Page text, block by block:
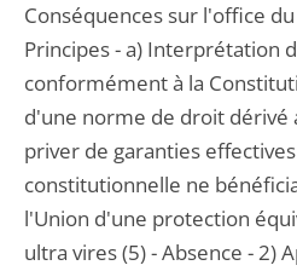
Conséquences sur l'office
Principes - a) Interprétation
conformément à la
d'une norme de droit dérivé
priver de garanties
constitutionnelle ne
l'Union d'une protection
ultra vires (5) - Absence - 2)